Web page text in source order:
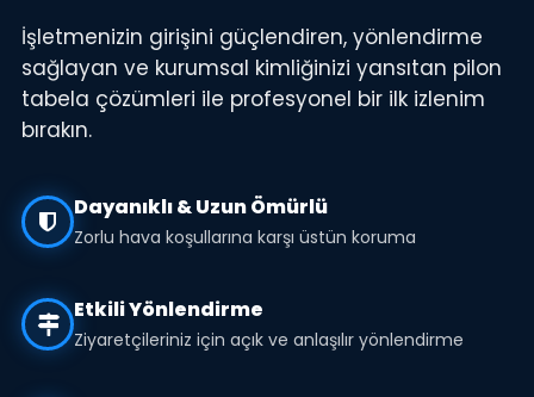
İşletmenizin girişini güçlendiren, yönlendirme
sağlayan ve kurumsal kimliğinizi yansıtan pilon
tabela çözümleri ile profesyonel bir ilk izlenim
bırakın.
Dayanıklı & Uzun Ömürlü
Zorlu hava koşullarına karşı üstün koruma
Etkili Yönlendirme
Ziyaretçileriniz için açık ve anlaşılır yönlendirme